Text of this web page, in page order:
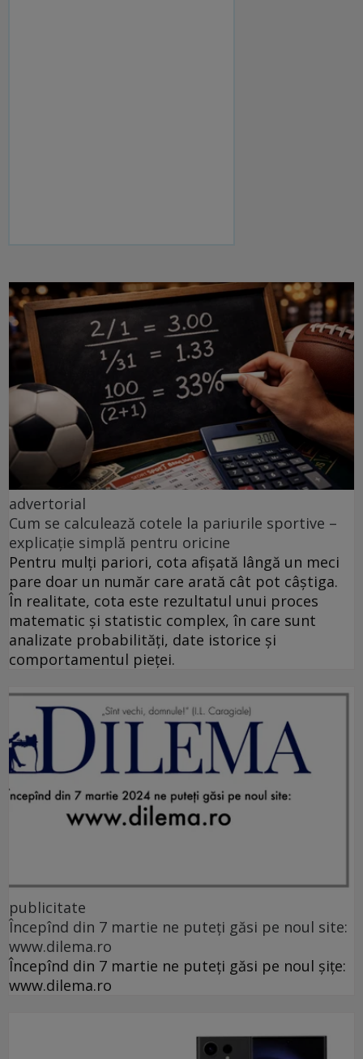
advertorial
Cum se calculează cotele la pariurile sportive –
explicație simplă pentru oricine
Pentru mulți pariori, cota afișată lângă un meci
pare doar un număr care arată cât pot câștiga.
În realitate, cota este rezultatul unui proces
matematic și statistic complex, în care sunt
analizate probabilități, date istorice și
comportamentul pieței.
publicitate
Începînd din 7 martie ne puteți găsi pe noul site:
www.dilema.ro
Începînd din 7 martie ne puteți găsi pe noul șițe:
www.dilema.ro